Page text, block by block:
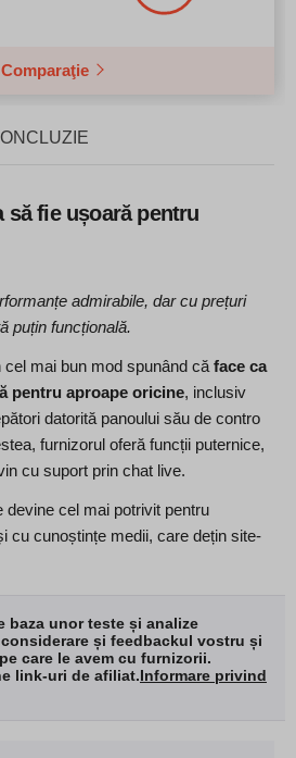
Comparaţie
să fie ușoară pentru
admirabile, dar cu prețuri
puțin funcțională.
mai bun mod spunând că face ca
pentru aproape oricine, inclusiv
datorită panoului său de contro
furnizorul oferă funcții puternice,
cu suport prin chat live.
cel mai potrivit pentru
cu cunoștințe medii, care dețin site-
baza unor teste și analize
și feedbackul vostru și
care le avem cu furnizorii.
link-uri de afiliat.Informare privind